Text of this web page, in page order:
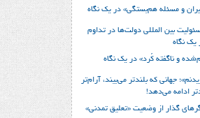
و مسئله هم‌بستگی» در یک نگاه
بین المللی دولت‌ها در تداوم
یک نگاه
و ناگفته کُرد» در یک نگاه
جهانی که بلندتر می‌بیند، آرام‌تر
ادامه می‌دهد!
گذار از وضعیت «تعلیق تمدنی»